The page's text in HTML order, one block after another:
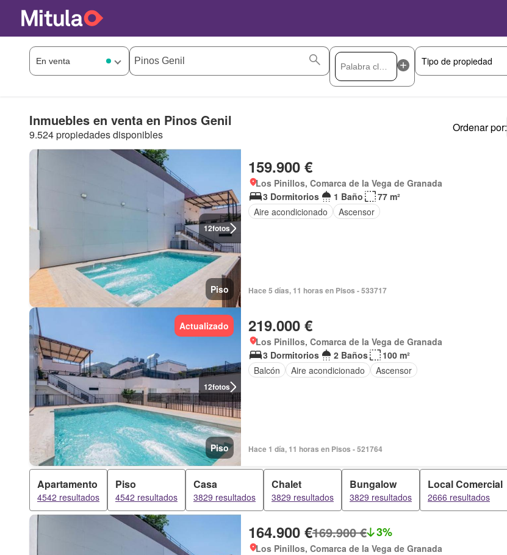
Inmuebles en venta en Pinos Genil
9.524 propiedades disponibles
Ordenar por:
12fotos
Piso
159.900 €
Los Pinillos, Comarca de la Vega de Granada
3 Dormitorios
1 Baño
77 m²
Aire acondicionado
Ascensor
Hace 5 días, 11 horas en Pisos - 533717
12fotos
Actualizado
Piso
219.000 €
Los Pinillos, Comarca de la Vega de Granada
3 Dormitorios
2 Baños
100 m²
Balcón
Aire acondicionado Ascensor
Hace 1 día, 11 horas en Pisos - 521764
Apartamento
4542 resultados
Piso
4542 resultados
Casa
3829 resultados
Chalet
3829 resultados
Bungalow
3829 resultados
Local Comercial
2666 resultados
164.900 €169.900 € 3%
Los Pinillos, Comarca de la Vega de Granada